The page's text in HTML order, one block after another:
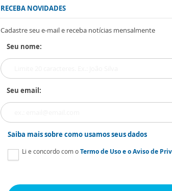
RECEBA NOVIDADES
Cadastre seu e-mail e receba notícias mensalmente
Seu nome:
Seu email:
Saiba mais sobre como usamos seus dados
Li e concordo com oTermo de Usoe oAviso de